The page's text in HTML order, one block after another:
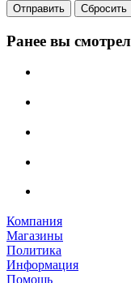
Отправить Сбросить
Ранее вы
Компания
Магазины
Политика
Информация
Помощь